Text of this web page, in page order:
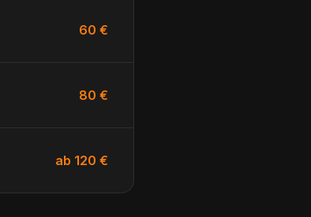
60 €
80 €
ab 120 €